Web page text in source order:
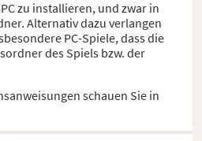
zu installieren, und zwar in
Alternativ dazu verlangen
PC-Spiele, dass die
des Spiels bzw. der
schauen Sie in